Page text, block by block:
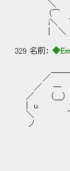
＼ /￣
（
i＼
| ＼ y(つ
329 名前：
／
／ ─
／ （＿
| u.
＼ ⌒
ノ